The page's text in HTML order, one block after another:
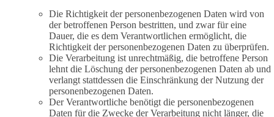
Die Richtigkeit der personenbezogenen Daten wird von
der betroffenen Person bestritten, und zwar für eine
Dauer, die es dem Verantwortlichen ermöglicht, die
Richtigkeit der personenbezogenen Daten zu überprüfen.
Die Verarbeitung ist unrechtmäßig, die betroffene Person
lehnt die Löschung der personenbezogenen Daten ab und
verlangt stattdessen die Einschränkung der Nutzung der
personenbezogenen Daten.
Der Verantwortliche benötigt die personenbezogenen
Daten für die Zwecke der Verarbeitung nicht länger, die